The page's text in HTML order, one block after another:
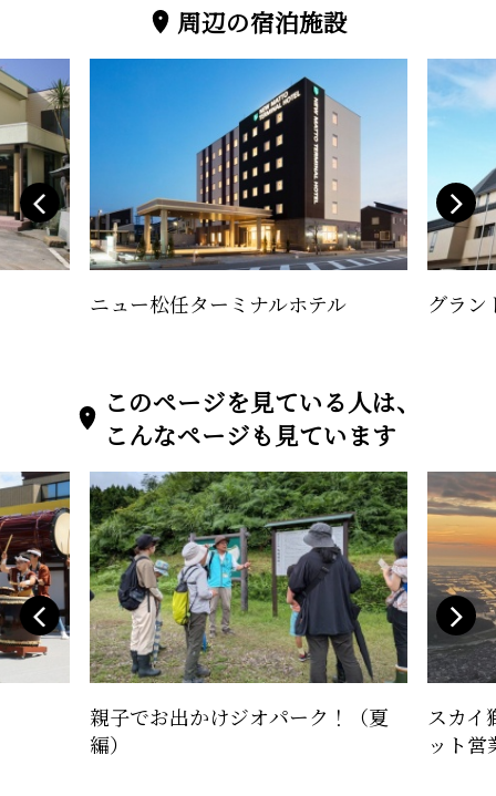
周辺の宿泊施設
ニュー松任ターミナルホテル グラン
このページを見ている人は、
こんなページも見ています
親子でお出かけジオパーク！（夏
編）
スカイ
ット営